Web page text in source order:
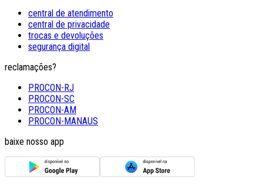
central de atendimento
central de privacidade
trocas e devoluções
segurança digital
reclamações?
PROCON-RJ
PROCON-SC
PROCON-AM
PROCON-MANAUS
baixe nosso app